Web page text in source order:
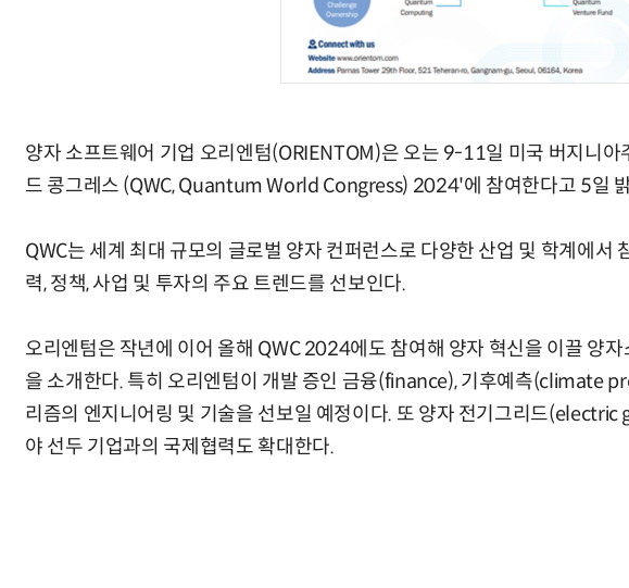
양자 소프트웨어 기업 오리엔텀(ORIENTOM)은 오는 9-11일 미국 버지니아
드 콩그레스 (QWC, Quantum World Congress) 2024'에 참여한다고 5일
QWC는 세계 최대 규모의 글로벌 양자 컨퍼런스로 다양한 산업 및 학계에서
력, 정책, 사업 및 투자의 주요 트렌드를 선보인다.
오리엔텀은 작년에 이어 올해 QWC 2024에도 참여해 양자 혁신을 이끌 양
을 소개한다. 특히 오리엔텀이 개발 증인 금융(finance), 기후예측(climate
리즘의 엔지니어링 및 기술을 선보일 예정이다. 또 양자 전기그리드
야 선두 기업과의 국제협력도 확대한다.